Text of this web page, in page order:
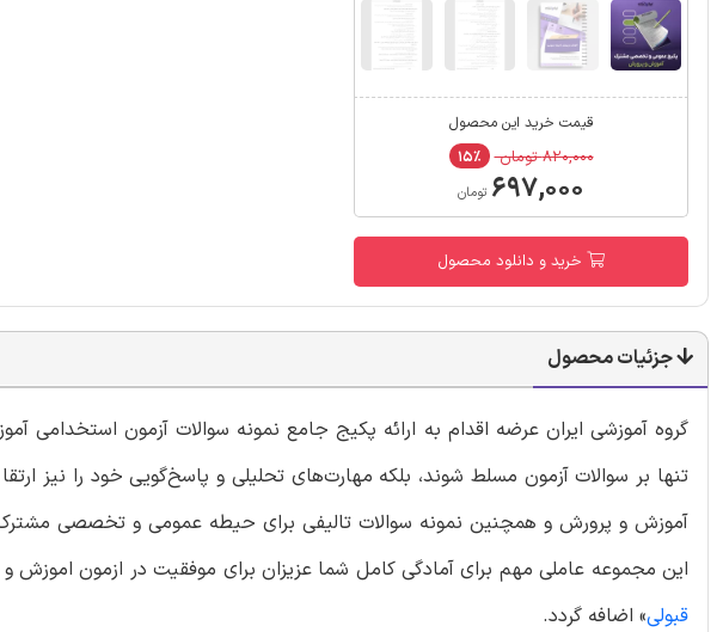
قیمت خرید این محصول
۸۲۰,۰۰۰ تومان ۱۵٪
۶۹۷,۰۰۰ تومان
خرید و دانلود محصول
جزئیات محصول
گروه آموزشی ایران عرضه اقدام به ارائه پکیج جامع نمونه سوالات آزمون استخدامی
تنها بر سوالات آزمون مسلط شوند، بلکه مهارت‌های تحلیلی و پاسخ‌گویی خود را نیز
آموزش و پرورش و همچنین نمونه سوالات تالیفی برای حیطه عمومی و تخصصی
این مجموعه عاملی مهم برای آمادگی کامل شما عزیزان برای موفقیت در ازمون اموزش
قبولی» اضافه گردد.